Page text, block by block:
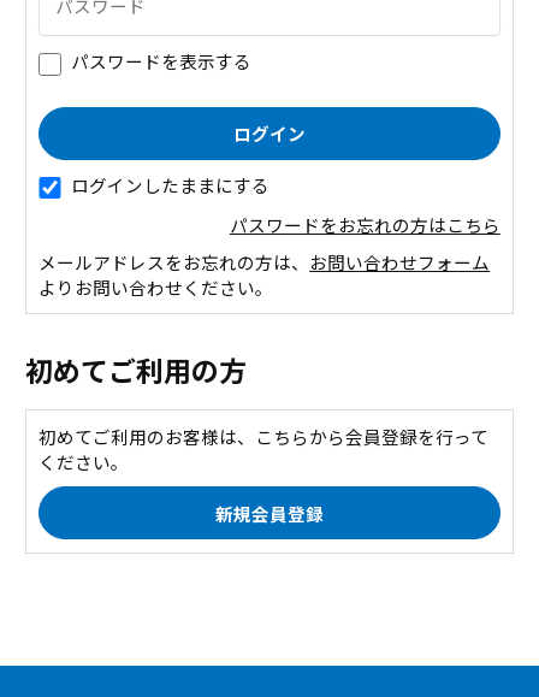
パスワードを表示する
ログインしたままにする
パスワードをお忘れの方はこちら
メールアドレスをお忘れの方は、 お問い合わせフォーム
よりお問い合わせください。
初めてご利用の方
初めてご利用のお客様は、こちらから会員登録を行って
ください。